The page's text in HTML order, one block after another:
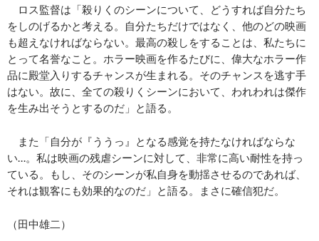
ロス監督は「殺りくのシーンについて、どうすれば自分たち
をしのげるかと考える。自分たちだけではなく、他のどの映画
も超えなければならない。最高の殺しをすることは、私たちに
とって名誉なこと。ホラー映画を作るたびに、偉大なホラー作
品に殿堂入りするチャンスが生まれる。そのチャンスを逃す手
はない。故に、全ての殺りくシーンにおいて、われわれは傑作
を生み出そうとするのだ」と語る。
また「自分が『ううっ』となる感覚を持たなければならな
い…。私は映画の残虐シーンに対して、非常に高い耐性を持っ
ている。もし、そのシーンが私自身を動揺させるのであれば、
それは観客にも効果的なのだ」と語る。まさに確信犯だ。
（田中雄二）